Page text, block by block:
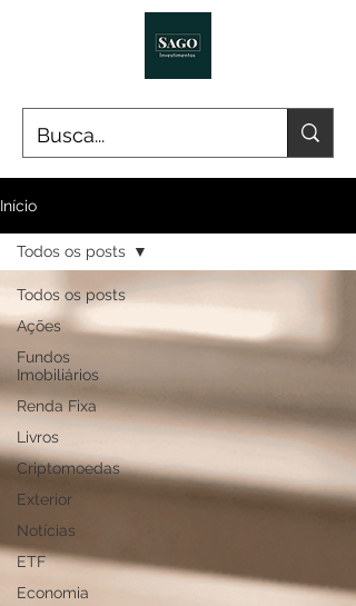
Início
Todos os posts
Ações
Fundos
Imobiliários
Renda Fixa
Livros
Criptomoedas
Exterior
Notícias
ETF
Economia
Todos os posts